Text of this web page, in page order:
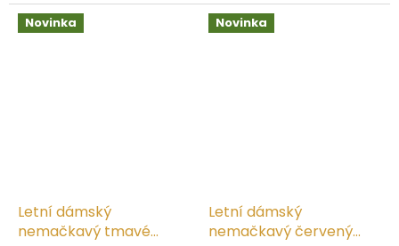
Novinka
Letní dámský
nemačkavý tmavé
Novinka
Letní dámský
nemačkavý červený